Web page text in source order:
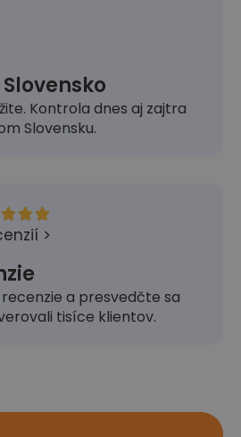
Kontrola dnes aj zajtra
Slovensku.

>
a presvedčte sa
tisíce klientov.